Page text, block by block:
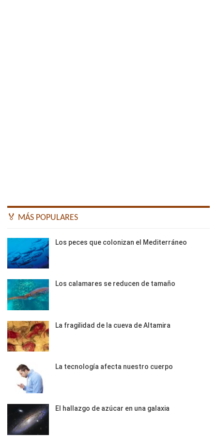
🏅 MÁS POPULARES
Los peces que colonizan el Mediterráneo
Los calamares se reducen de tamaño
La fragilidad de la cueva de Altamira
La tecnología afecta nuestro cuerpo
El hallazgo de azúcar en una galaxia